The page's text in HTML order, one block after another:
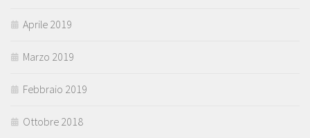
Aprile 2019
Marzo 2019
Febbraio 2019
Ottobre 2018